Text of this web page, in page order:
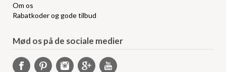
Om os
Rabatkoder og gode tilbud
Mød os på de sociale medier